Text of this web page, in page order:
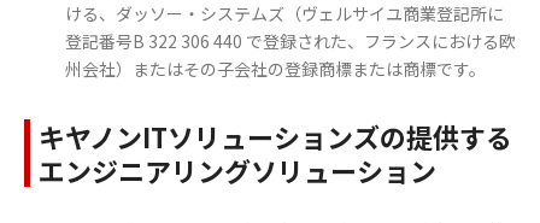
ける、ダッソー・システムズ（ヴェルサイユ商業登記所に
登記番号B 322 306 440 で登録された、フランスにおける欧
州会社）またはその子会社の登録商標または商標です。
キヤノンITソリューションズの提供する
エンジニアリングソリューション